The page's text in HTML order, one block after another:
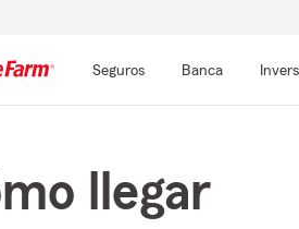
Seguros Banca
llegar